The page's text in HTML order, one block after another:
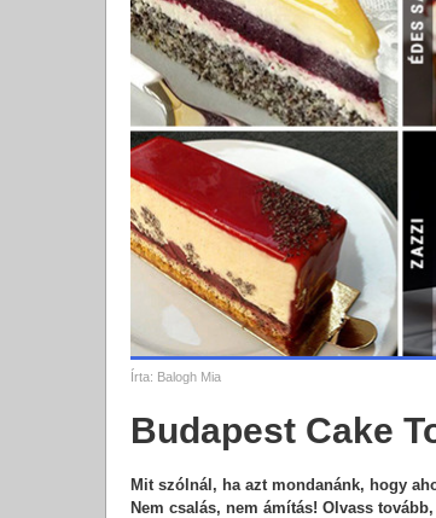
Írta: Balogh Mia
Budapest Cake
Mit szólnál, ha azt mondanánk, hogy
Nem csalás, nem ámítás! Olvass